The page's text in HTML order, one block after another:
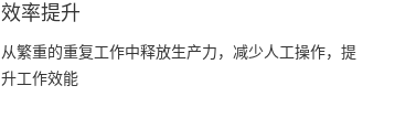
效率提升
从繁重的重复工作中释放生产力，减少人工操作，提
升工作效能